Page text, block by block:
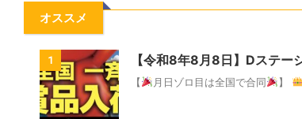
オススメ
1 【令和8年8月8日】Dステー
【 月日ゾロ目は全国で合同 】